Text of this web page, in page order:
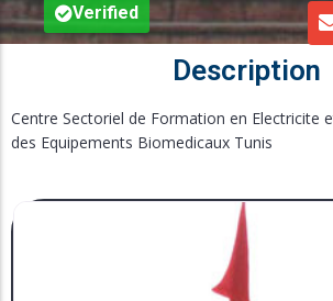
Verified
Description
Centre Sectoriel de Formation en Electricite
des Equipements Biomedicaux Tunis